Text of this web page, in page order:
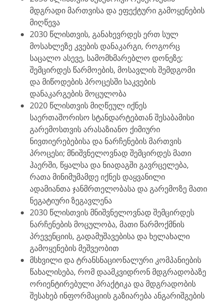
მდგრადი მართვისა და ეფექტური გამოყენების
მიღწევა
2030 წლისთვის, განახევრდეს ერთ სულ
მოსახლეზე კვების დანაკარგი, როგორც
საცალო ასევე, სამომხმარებლო დონეზე;
შემცირდეს წარმოების, მოსავლის შემდგომი
და მიწოდების პროცესში საკვების
დანაკარგების მოცულობა
2020 წლისთვის მიღწეულ იქნეს
საერთაშორისო სტანდარტებთან შესაბამისი
გარემოსთვის არასაზიანო ქიმიური
ნივთიერებებისა და ნარჩენების მართვის
პროცესი; მნიშვნელოვნად შემცირდეს მათი
ჰაერში, წყალსა და ნიადაგში გავრცელება,
რათა მინიმუმამდე იქნეს დაყვანილი
ადამიანთა ჯანმრთელობასა და გარემოზე მათი
ნეგატიური ზეგავლენა
2030 წლისთვის მნიშვნელოვნად შემცირდეს
ნარჩენების მოცულობა, მათი წარმოქმნის
პრევენციის, გადამუშავებისა და ხელახალი
გამოყენების მეშვეობით
მსხვილი და ტრანსნაციონალური კომპანიების
წახალისება, რომ დაამკვიდრონ მდგრადობაზე
ორიენტირებული პრაქტიკა და მდგრადობის
შესახებ ინფორმაციის გაზიარება ანგარიშგების